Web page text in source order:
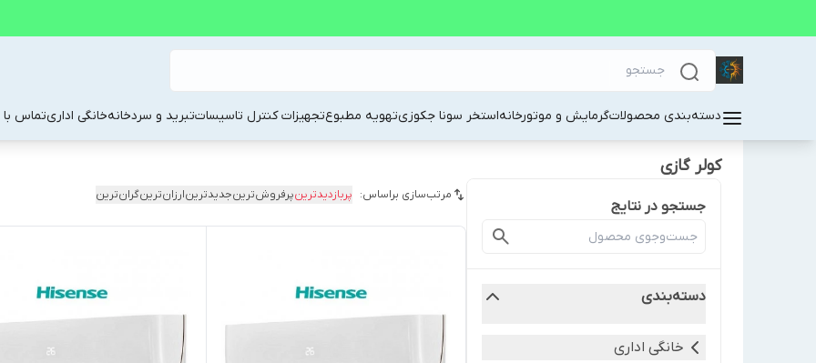
دسته‌بندی محصولاتگرمایش و موتورخانهاستخر سونا جکوزیتهویه مطبوعتجهیزات کنترل تاسیساتتبرید و سردخانهخانگی اداریتماس با
کولر گازی
جستجو در نتایج
دسته‌بندی
خانگی اداری
مرتب‌سازی براساس: پربازدیدترینپرفروش‌ترینجدیدترینارزان‌ترینگران‌ترین